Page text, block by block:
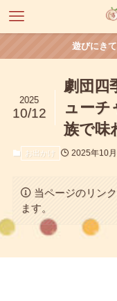
遊びにき
劇団四
ューチ
族で味
2025
10/12
お出かけ 2025年10
当ページのリン
ます。